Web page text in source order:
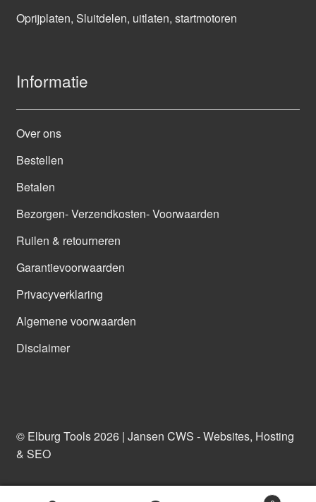
Oprijplaten, Sluitdelen, uitlaten, startmotoren
Informatie
Over ons
Bestellen
Betalen
Bezorgen- Verzendkosten- Voorwaarden
Ruilen & retourneren
Garantievoorwaarden
Privacyverklaring
Algemene voorwaarden
Disclaimer
© Elburg Tools 2026 | Jansen CWS - Websites, Hosting
& SEO